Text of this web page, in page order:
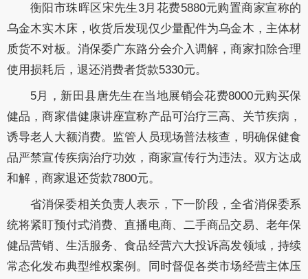
衡阳市珠晖区宋先生3月花费5880元购置商家宣称的
乌金木实木床，收货后发现仅少量配件为乌金木，主体材
质货不对板。消保委广东路分会介入调解，商家扣除合理
使用损耗后，退还消费者货款5330元。
5月，新田县唐先生在当地展销会花费8000元购买保
健品，商家借健康讲座宣称产品可治疗三高、关节疾病，
诱导老人大额消费。监管人员现场普法核查，明确保健食
品严禁宣传疾病治疗功效，商家宣传行为违法。双方达成
和解，商家退还货款7800元。
省消保委相关负责人表示，下一阶段，全省消保委系
统将紧盯预付式消费、直播电商、二手商品交易、老年保
健品营销、生活服务、食品经营六大投诉高发领域，持续
常态化发布典型维权案例。同时督促各类市场经营主体压